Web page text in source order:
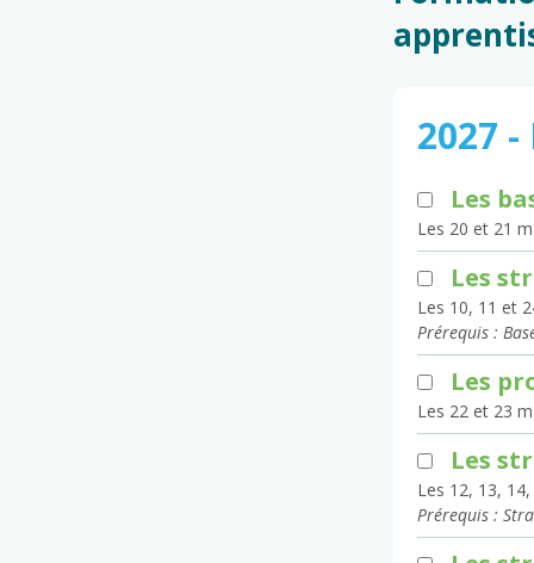
2027 -
Les
Les 20 et 21
Les
Les 10, 11 et
Prérequis :
Les
Les 22 et 23
Les
Les 12, 13,
Prérequis :